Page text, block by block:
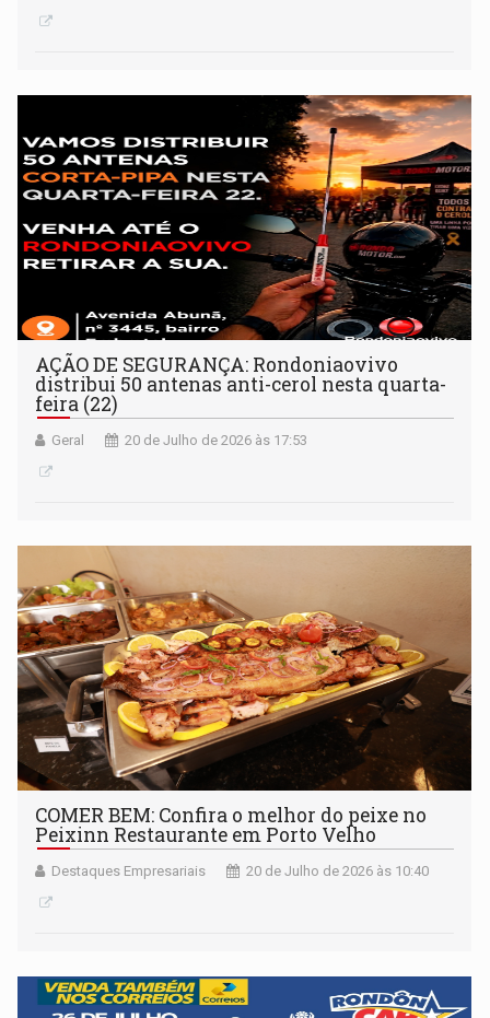
AÇÃO DE SEGURANÇA: Rondoniaovivo
distribui 50 antenas anti-cerol nesta quarta-
feira (22)
Geral 20 de Julho de 2026 às 17:53
COMER BEM: Confira o melhor do peixe no
Peixinn Restaurante em Porto Velho
Destaques Empresariais 20 de Julho de 2026 às 10:40